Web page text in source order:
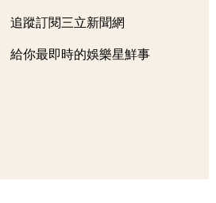
追蹤訂閱三立新聞網
給你最即時的娛樂星鮮事